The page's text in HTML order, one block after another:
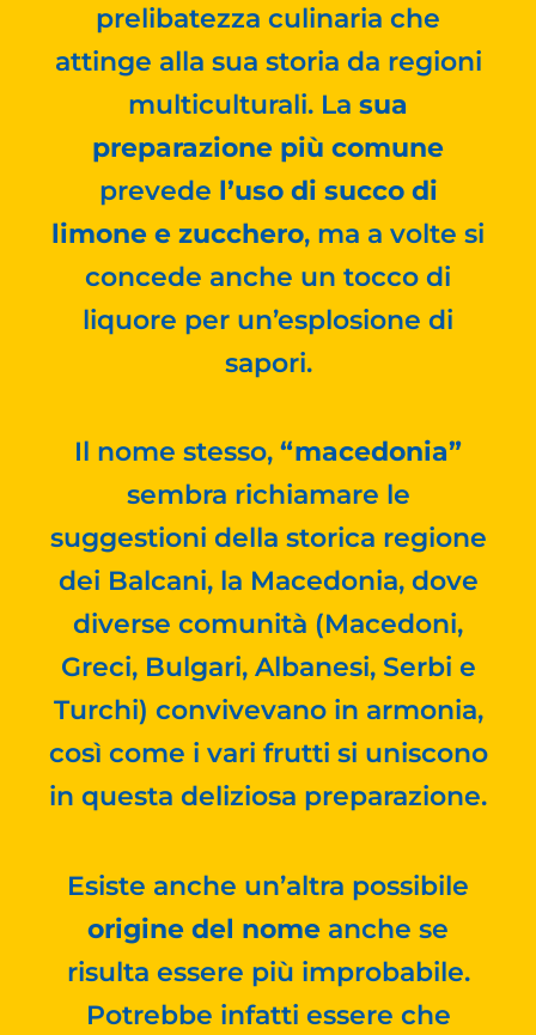
prelibatezza culinaria che
attinge alla sua storia da regioni
multiculturali. La sua
preparazione più comune
prevede l’uso di succo di
limone e zucchero, ma a volte si
concede anche un tocco di
liquore per un’esplosione di
sapori.
Il nome stesso, “macedonia”
sembra richiamare le
suggestioni della storica regione
dei Balcani, la Macedonia, dove
diverse comunità (Macedoni,
Greci, Bulgari, Albanesi, Serbi e
Turchi) convivevano in armonia,
così come i vari frutti si uniscono
in questa deliziosa preparazione.
Esiste anche un’altra possibile
origine del nome anche se
risulta essere più improbabile.
Potrebbe infatti essere che